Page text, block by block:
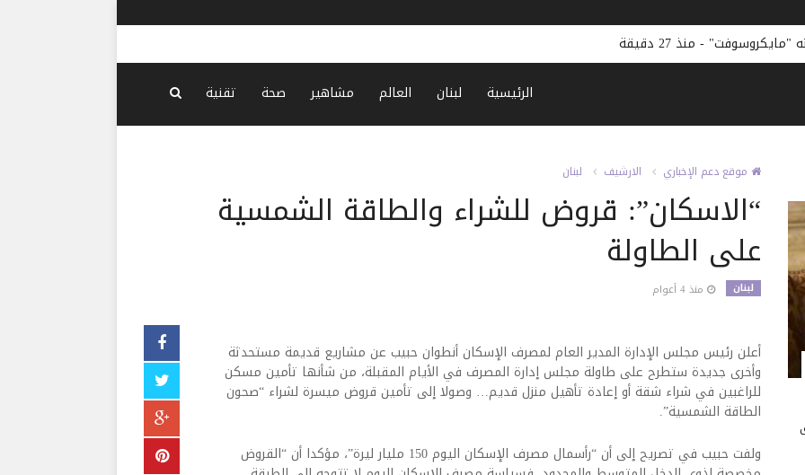
"مايكروسوفت" - منذ 27 دقيقة
الرئيسية لبنان العالم مشاهير صحة تقنية
موقع دعم الإخباري الارشيف لبنان
“الاسكان”: قروض للشراء والطاقة الشمسية
على الطاولة
لبنان منذ 4 أعوام
أعلن رئيس مجلس الإدارة المدير العام لمصرف الإسكان أنطوان حبيب عن مشاريع قديمة مستحدثة
وأخرى جديدة ستطرح على طاولة مجلس إدارة المصرف في الأيام المقبلة، من شأنها تأمين مسكن
للراغبين في شراء شقة أو إعادة تأهيل منزل قديم… وصولا إلى تأمين قروض ميسرة لشراء “صحون
الطاقة الشمسية”.
ولفت حبيب في تصريح إلى أن “رأسمال مصرف الإسكان اليوم 150 مليار ليرة”، مؤكدا أن “القروض